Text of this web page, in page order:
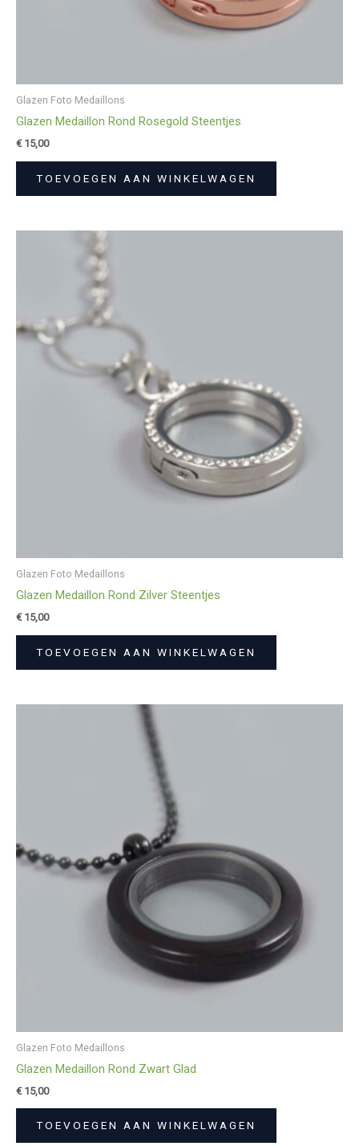
Glazen Foto Medaillons
Glazen Medaillon Rond Rosegold Steentjes
€15,00
TOEVOEGEN AAN WINKELWAGEN
Glazen Foto Medaillons
Glazen Medaillon Rond Zilver Steentjes
€15,00
TOEVOEGEN AAN WINKELWAGEN
Glazen Foto Medaillons
Glazen Medaillon Rond Zwart Glad
€15,00
TOEVOEGEN AAN WINKELWAGEN